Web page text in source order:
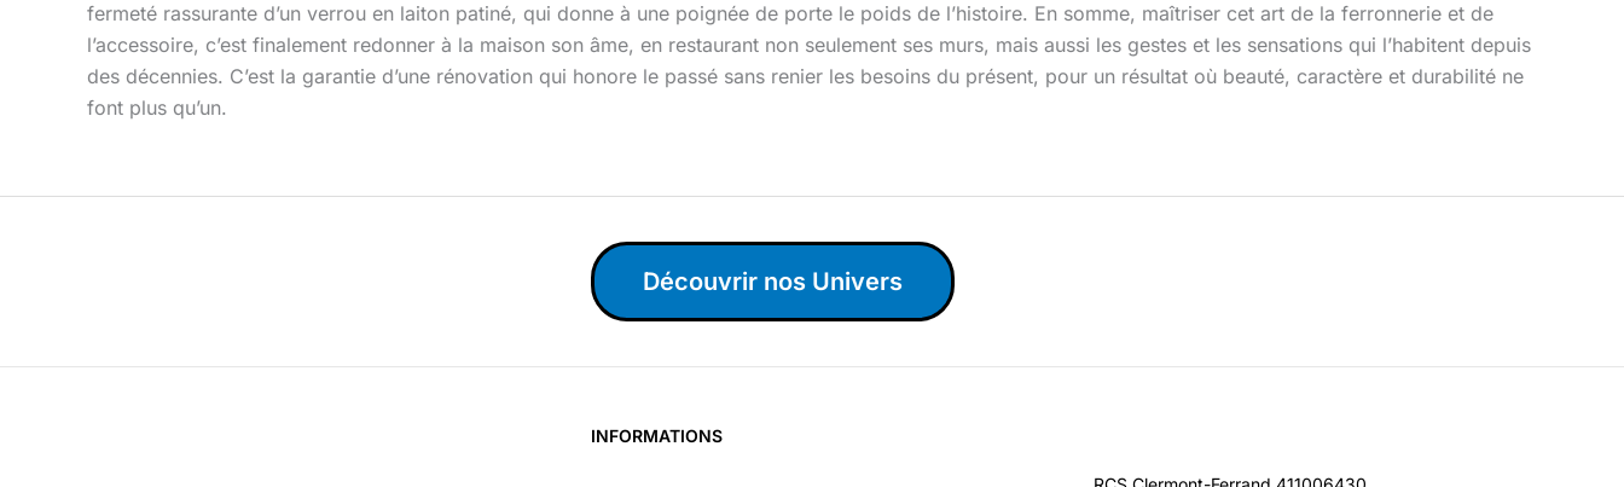
fermeté rassurante d’un verrou en laiton patiné, qui donne à une poignée de porte le poids de l’histoire. En somme, maîtriser cet art de la ferronnerie et de
l’accessoire, c’est finalement redonner à la maison son âme, en restaurant non seulement ses murs, mais aussi les gestes et les sensations qui l’habitent depuis
des décennies. C’est la garantie d’une rénovation qui honore le passé sans renier les besoins du présent, pour un résultat où beauté, caractère et durabilité ne
font plus qu’un.
Découvrir nos Univers
INFORMATIONS